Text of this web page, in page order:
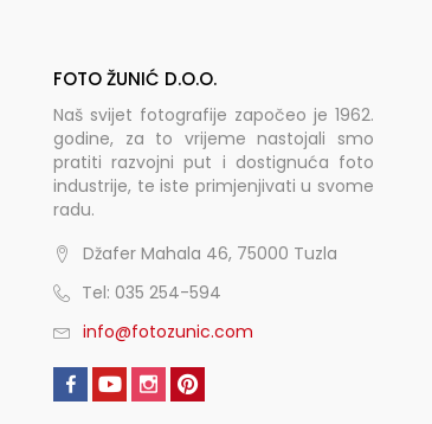
FOTO ŽUNIĆ D.O.O.
Naš svijet fotografije započeo je 1962.
godine, za to vrijeme nastojali smo
pratiti razvojni put i dostignuća foto
industrije, te iste primjenjivati u svome
radu.
Džafer Mahala 46, 75000 Tuzla
Tel: 035 254-594
info@fotozunic.com